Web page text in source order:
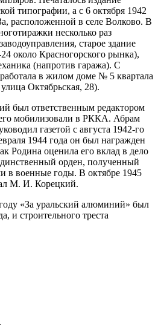
типографии, а с 6 октября 1942
расположенной в селе Волково. В
несколько раз
старое здание
около Красногорского рынка),
(напротив гаража). С
в жилом доме № 5 квартала
Октябрьская, 28).
был ответственным редактором
мобилизовали в РККА. Абрам
газетой с августа 1942-го
1944 года он был награжден
Родина оценила его вклад в дело
орден, полученный
в военные годы. В октябре 1945
М. И. Корецкий.
«За уральский алюминий» был
и строительного треста